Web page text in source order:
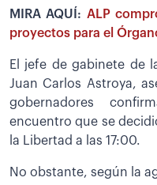
MIRA AQUÍ: ALP
proyectos para el
El jefe de gabinete de
Juan Carlos Astroya,
gobernadores
encuentro que se
la Libertad a las 17:00.
No obstante, según la